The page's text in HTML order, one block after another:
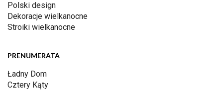
Polski design
Dekoracje wielkanocne
Stroiki wielkanocne
PRENUMERATA
Ładny Dom
Cztery Kąty